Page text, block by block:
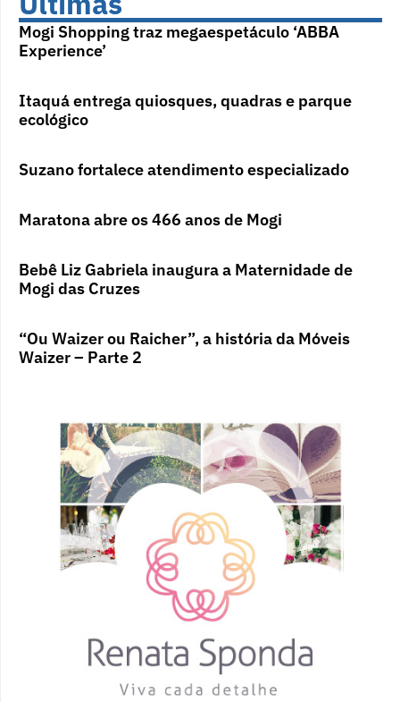
Mogi Shopping traz megaespetáculo ‘ABBA
Experience’
Itaquá entrega quiosques, quadras e parque
ecológico
Suzano fortalece atendimento especializado
Maratona abre os 466 anos de Mogi
Bebê Liz Gabriela inaugura a Maternidade de
Mogi das Cruzes
“Ou Waizer ou Raicher”, a história da Móveis
Waizer – Parte 2